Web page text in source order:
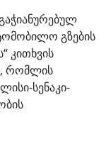
გზების
კითხვის
რომლის
სენაკი-